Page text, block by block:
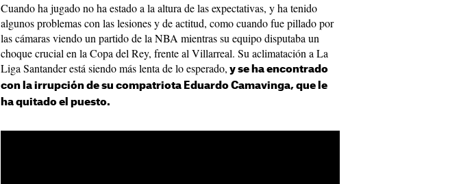
Cuando ha jugado no ha estado a la altura de las expectativas, y ha tenido
algunos problemas con las lesiones y de actitud, como cuando fue pillado por
las cámaras viendo un partido de la NBA mientras su equipo disputaba un
choque crucial en la Copa del Rey, frente al Villarreal. Su aclimatación a La
Liga Santander está siendo más lenta de lo esperado, y se ha encontrado
con la irrupción de su compatriota Eduardo Camavinga, que le
ha quitado el puesto.